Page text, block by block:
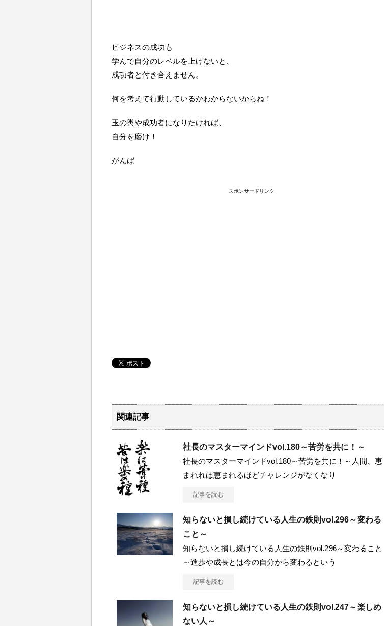
ビジネスの成功も
学んで自分のレベルを上げないと、
成功者と付き合えません。
何を考えて行動しているかわからないからね！
玉の輿や成功者になりたければ、
自分を磨け！
がんば
スポンサードリンク
関連記事
社長のマスターマインドvol.180～苦労を共に！～
社長のマスターマインドvol.180～苦労を共に！～人間、恵
まれれば恵まれるほどチャレンジがなくなり
記事を読む
知らないと損し続けている人生の鉄則vol.296～変わる
こと～
知らないと損し続けている人生の鉄則vol.296～変わること
～進歩や成長とは今の自分から変わるという
記事を読む
知らないと損し続けている人生の鉄則vol.247～楽しめ
ない人～